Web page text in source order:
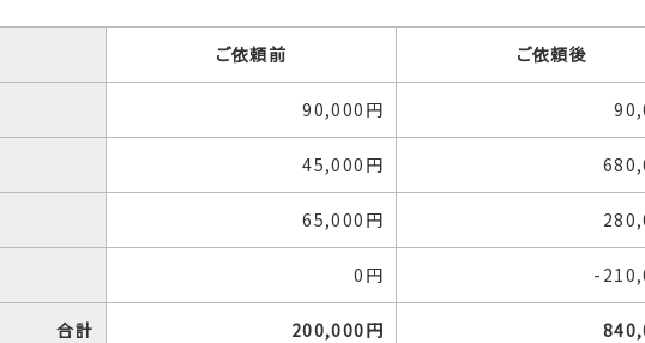
ご依頼前 ご依頼後
90,000円
45,000円
65,000円
0円 -
合計 200,000円